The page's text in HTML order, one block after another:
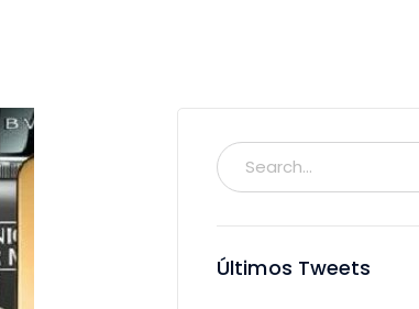
Últimos Tweets